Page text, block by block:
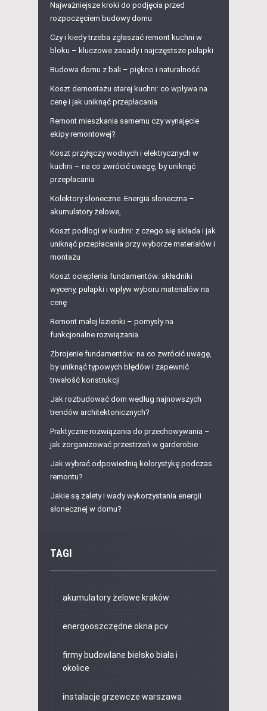
Najważniejsze kroki do podjęcia przed
rozpoczęciem budowy domu
Czy i kiedy trzeba zgłaszać remont kuchni w
bloku – kluczowe zasady i najczęstsze pułapki
Budowa domu z bali – piękno i naturalność
Koszt demontażu starej kuchni: co wpływa na
cenę i jak uniknąć przepłacania
Remont mieszkania samemu czy wynajęcie
ekipy remontowej?
Koszt przyłączy wodnych i elektrycznych w
kuchni – na co zwrócić uwagę, by uniknąć
przepłacania
Kolektory słoneczne. Energia słoneczna –
akumulatory żelowe,
Koszt podłogi w kuchni: z czego się składa i jak
uniknąć przepłacania przy wyborze materiałów i
montażu
Koszt ocieplenia fundamentów: składniki
wyceny, pułapki i wpływ wyboru materiałów na
cenę
Remont małej łazienki – pomysły na
funkcjonalne rozwiązania
Zbrojenie fundamentów: na co zwrócić uwagę,
by uniknąć typowych błędów i zapewnić
trwałość konstrukcji
Jak rozbudować dom według najnowszych
trendów architektonicznych?
Praktyczne rozwiązania do przechowywania –
jak zorganizować przestrzeń w garderobie
Jak wybrać odpowiednią kolorystykę podczas
remontu?
Jakie są zalety i wady wykorzystania energii
słonecznej w domu?
TAGI
akumulatory żelowe kraków
energooszczędne okna pcv
firmy budowlane bielsko biała i
okolice
instalacje grzewcze warszawa